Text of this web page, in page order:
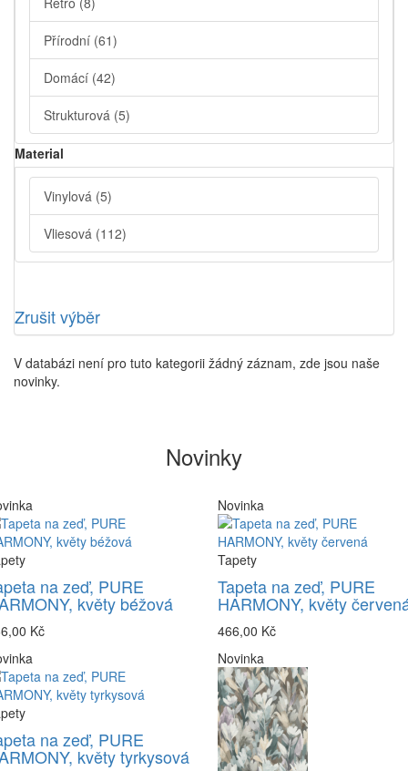
Přírodní (61)
Domácí (42)
Strukturová (5)
Material
Vinylová (5)
Vliesová (112)
Zrušit výběr
V databázi není pro tuto kategorii žádný záznam, zde jsou naše
novinky.
Novinky
na zeď, PURE
květy béžová
Kč
Novinka
Tapety
Tapeta na zeď, PURE
HARMONY, květy
466,00 Kč
na zeď, PURE
květy tyrkysová
Novinka